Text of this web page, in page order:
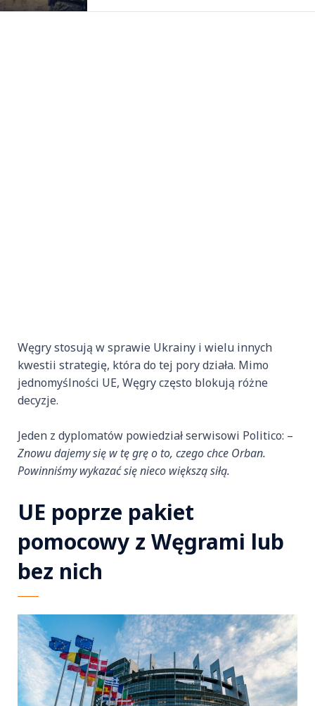
Węgry stosują w sprawie Ukrainy i wielu innych
kwestii strategię, która do tej pory działa. Mimo
jednomyślności UE, Węgry często blokują różne
decyzje.
Jeden z dyplomatów powiedział serwisowi Politico: –
Znowu dajemy się w tę grę o to, czego chce Orban.
Powinniśmy wykazać się nieco większą siłą.
UE poprze pakiet
pomocowy z Węgrami lub
bez nich